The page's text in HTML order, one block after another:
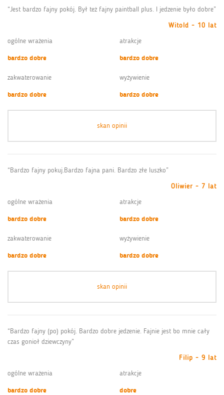
“Jest bardzo fajny pokój. Był też fajny paintball plus. I jedzenie było dobre”
Witold - 10 lat
ogólne wrażenia
bardzo dobre
atrakcje
bardzo dobre
zakwaterowanie
bardzo dobre
wyżywienie
bardzo dobre
skan opinii
“Bardzo fajny pokuj.Bardzo fajna pani. Bardzo złe luszko”
Oliwier - 7 lat
ogólne wrażenia
bardzo dobre
atrakcje
bardzo dobre
zakwaterowanie
bardzo dobre
wyżywienie
bardzo dobre
skan opinii
“Bardzo fajny (po) pokój. Bardzo dobre jedzenie. Fajnie jest bo mnie cały
czas gonioł dziewczyny”
Filip - 9 lat
ogólne wrażenia
bardzo dobre
atrakcje
dobre